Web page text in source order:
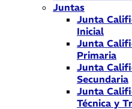
Juntas
Junta
Inicial
Junta
Primaria
Junta
Secundaria
Junta
Técnica y